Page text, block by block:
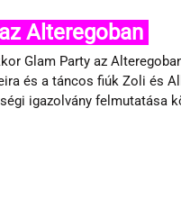
Alteregoban
Glam Party az
és a táncos fiúk Zoli és
igazolvány felmutatása